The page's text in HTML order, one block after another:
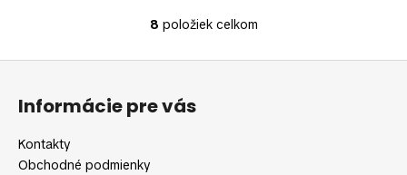
O
v
8 položiek celkom
Informácie pre vás
Kontakty
Obchodné podmienky